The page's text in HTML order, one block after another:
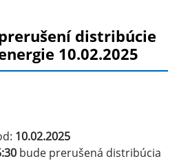
distribúcie
10.02.2025
10.02.2025
bude prerušená distribúcia